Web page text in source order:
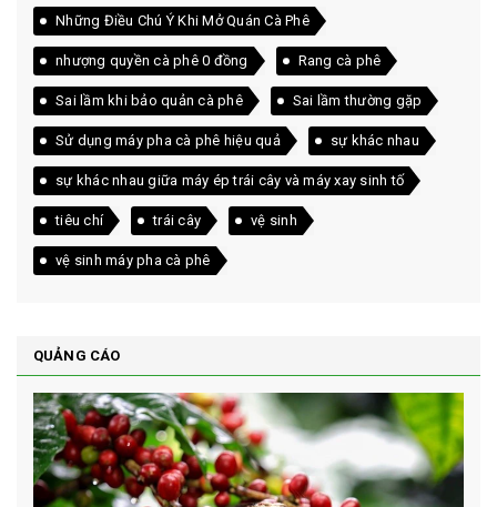
Những Điều Chú Ý Khi Mở Quán Cà Phê
nhượng quyền cà phê 0 đồng Rang cà phê
Sai lầm khi bảo quản cà phê Sai lầm thường gặp
Sử dụng máy pha cà phê hiệu quả sự khác nhau
sự khác nhau giữa máy ép trái cây và máy xay sinh tố
tiêu chí trái cây vệ sinh
vệ sinh máy pha cà phê
QUẢNG CÁO